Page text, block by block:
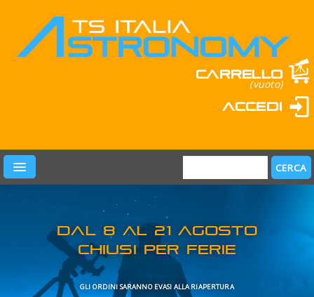
Carrello
(vuoto)
Accedi
PRODOTTI
LEARN & FUN